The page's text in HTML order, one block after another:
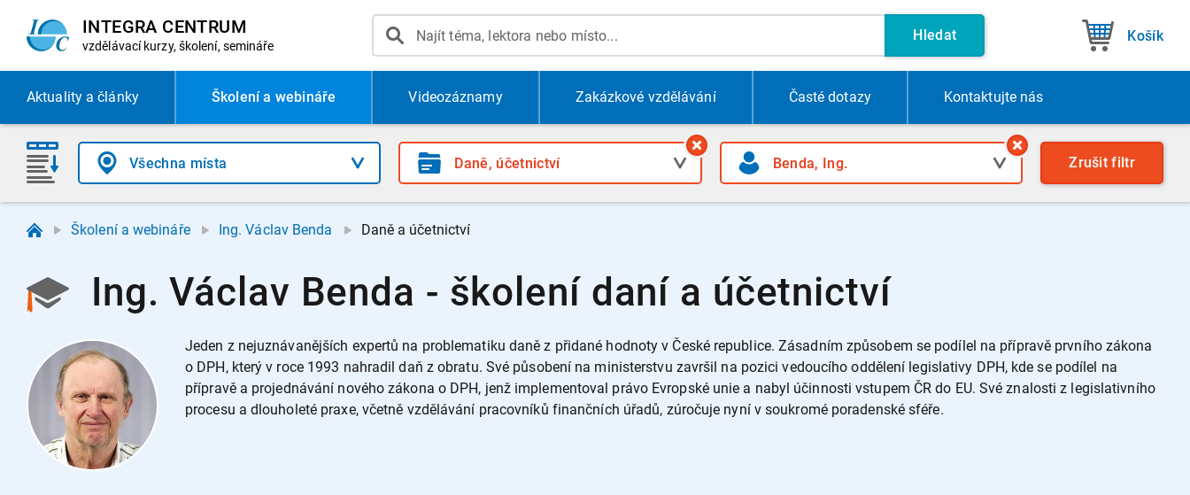
INTEGRA CENTRUM
vzdělávací kurzy, školení, semináře
Hledat Košík
Aktualitya články Školení a webináře Videozáznamy Zakázkové vzdělávání Časté dotazy Kontaktujte nás
Zrušit filtr
Školení a webináře Ing. Václav Benda Daně a účetnictví
Ing. Václav Benda - školení daní a účetnictví
Jeden z nejuznávanějších expertů na problematiku daně z přidané hodnoty v České republice. Zásadním způsobem se podílel na přípravě prvního zákona
o DPH, který v roce 1993 nahradil daň z obratu. Své působení na ministerstvu završil na pozici vedoucího oddělení legislativy DPH, kde se podílel na
přípravě a projednávání nového zákona o DPH, jenž implementoval právo Evropské unie a nabyl účinnosti vstupem ČR do EU. Své znalosti z legislativního
procesu a dlouholeté praxe, včetně vzdělávání pracovníků finančních úřadů, zúročuje nyní v soukromé poradenské sféře.